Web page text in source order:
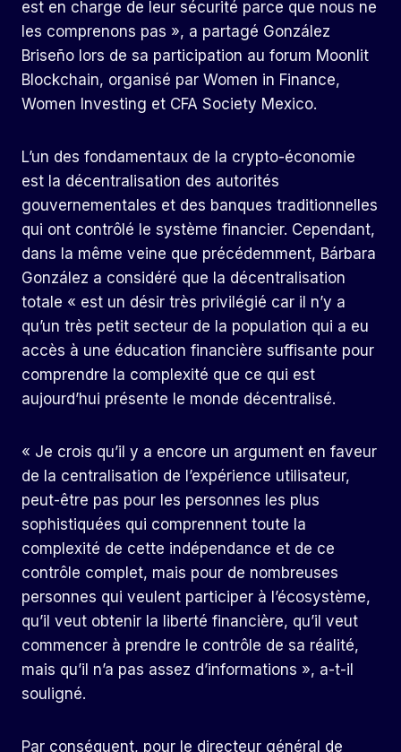
est en charge de leur sécurité parce que nous ne
les comprenons pas », a partagé González
Briseño lors de sa participation au forum Moonlit
Blockchain, organisé par Women in Finance,
Women Investing et CFA Society Mexico.
L’un des fondamentaux de la crypto-économie
est la décentralisation des autorités
gouvernementales et des banques traditionnelles
qui ont contrôlé le système financier. Cependant,
dans la même veine que précédemment, Bárbara
González a considéré que la décentralisation
totale « est un désir très privilégié car il n’y a
qu’un très petit secteur de la population qui a eu
accès à une éducation financière suffisante pour
comprendre la complexité que ce qui est
aujourd’hui présente le monde décentralisé.
« Je crois qu’il y a encore un argument en faveur
de la centralisation de l’expérience utilisateur,
peut-être pas pour les personnes les plus
sophistiquées qui comprennent toute la
complexité de cette indépendance et de ce
contrôle complet, mais pour de nombreuses
personnes qui veulent participer à l’écosystème,
qu’il veut obtenir la liberté financière, qu’il veut
commencer à prendre le contrôle de sa réalité,
mais qu’il n’a pas assez d’informations », a-t-il
souligné.
Par conséquent, pour le directeur général de